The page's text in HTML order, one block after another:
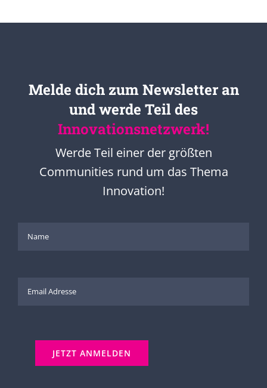
Melde dich zum Newsletter an
und werde Teil des
Innovationsnetzwerk!
Werde Teil einer der größten
Communities rund um das Thema
Innovation!